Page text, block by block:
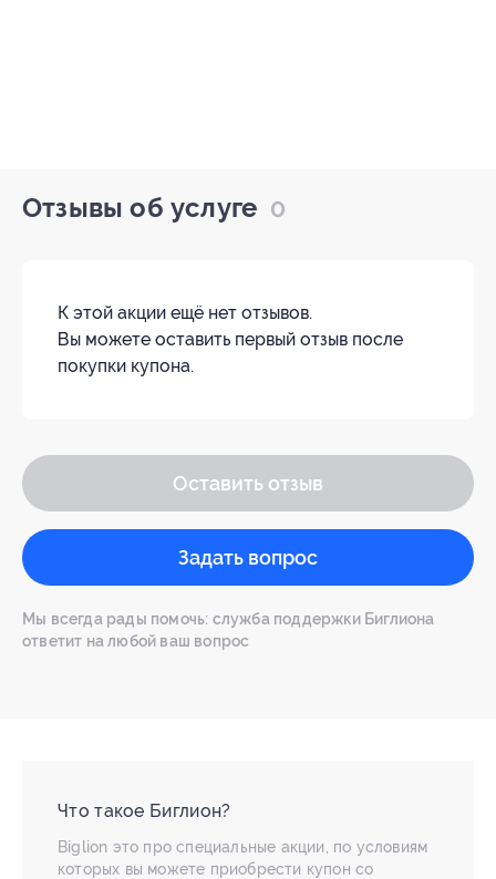
Отзывы об услуге 0
К этой акции ещё нет отзывов.
Вы можете оставить первый отзыв после
покупки купона.
Оставить отзыв
Задать вопрос
Мы всегда рады помочь: служба поддержки Биглиона
ответит на любой ваш вопрос
Что такое Биглион?
Biglion это про специальные акции, по условиям
которых вы можете приобрести купон со